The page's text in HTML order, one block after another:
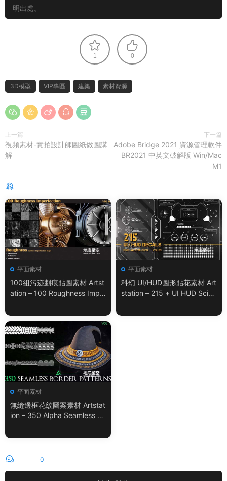
明出處。
1 0
3D模型 VIP專區 建築 素材資源
上一篇
視頻素材-實拍設計師圖紙做圖講
解
下一篇
Adobe Bridge 2021 資源管理軟件
BR2021 中英文破解版 Win/Mac
M1
平面素材
100組污迹劃痕貼圖素材 Artst
ation – 100 Roughness Impe
平面素材
科幻 UI/HUD圖形貼花素材 Art
station – 215 + UI HUD SciFi
平面素材
無縫邊框花紋圖案素材 Artstat
ion – 350 Alpha Seamless Bo
0